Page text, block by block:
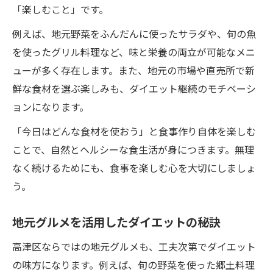
「楽しむこと」です。
例えば、地元野菜をふんだんに使ったサラダや、旬の魚
を使ったグリル料理など、味と栄養の両立が可能なメニ
ューが多く存在します。また、地元の市場や直売所で新
鮮な食材を選ぶ楽しみも、ダイエット継続のモチベーシ
ョンになります。
「今日はどんな食材を使おう」と食事作り自体を楽しむ
ことで、自然とヘルシーな食生活が身につきます。無理
なく続けるためにも、食事を楽しむ心を大切にしましょ
う。
地元グルメを活用したダイエットの秘訣
高津区ならではの地元グルメも、工夫次第でダイエット
の味方になります。例えば、旬の野菜を使った郷土料理